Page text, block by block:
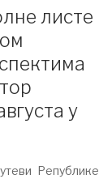
листе
у
Републике